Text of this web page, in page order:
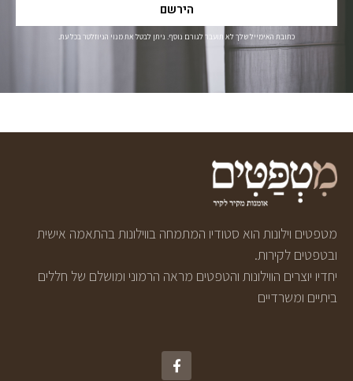
הירשם
כתובת האימייל שלך לא תועבר לגורם נוסף. ניתן לבטל את מנוי הניוזלטר בכל עת.
מטפטים וילונות הוא סטודיו המתמחה בווילונות בהתאמה אישית
ובטפטים לקירות.
יחדיו יוצרים הווילונות והטפטים מראה הרמוני ומושלם של חללים
ביתיים ומשרדיים